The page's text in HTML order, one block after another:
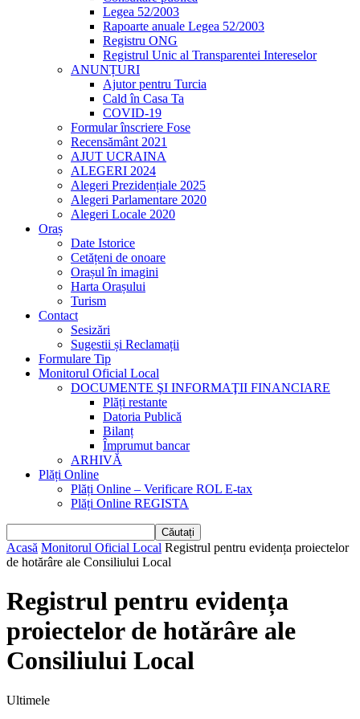
Legea 52/2003
Rapoarte anuale Legea 52/2003
Registru ONG
Registrul Unic al Transparentei Intereselor
ANUNȚURI
Ajutor pentru Turcia
Cald în Casa Ta
COVID-19
Formular înscriere Fose
Recensământ 2021
AJUT UCRAINA
ALEGERI 2024
Alegeri Prezidențiale 2025
Alegeri Parlamentare 2020
Alegeri Locale 2020
Oraș
Date Istorice
Cetățeni de onoare
Orașul în imagini
Harta Orașului
Turism
Contact
Sesizări
Sugestii și Reclamații
Formulare Tip
Monitorul Oficial Local
DOCUMENTE ŞI INFORMAŢII FINANCIARE
Plăți restante
Datoria Publică
Bilanț
Împrumut bancar
ARHIVĂ
Plăți Online
Plăți Online – Verificare ROL E-tax
Plăți Online REGISTA
Acasă Monitorul Oficial Local Registrul pentru evidența proiectelor
de hotărâre ale Consiliului Local
Registrul pentru evidența
proiectelor de hotărâre ale
Consiliului Local
Ultimele